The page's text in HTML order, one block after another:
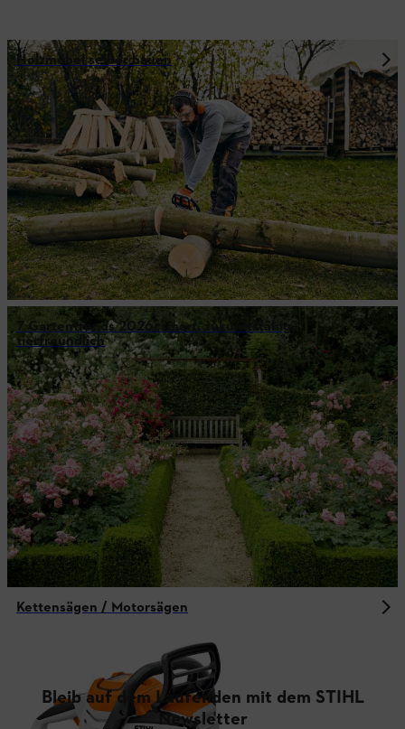
Holzmöbel selber bauen
7 Gartentrends 2026: smart, zukunftsfähig,
tierfreundlich
Kettensägen / Motorsägen
Bleib auf dem Laufenden mit dem STIHL
Newsletter